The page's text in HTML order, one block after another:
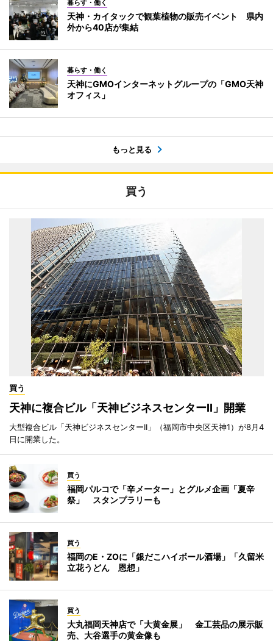
暮らす・働く
天神・カイタックで観葉植物の販売イベント 県内
外から40店が集結
暮らす・働く
天神にGMOインターネットグループの「GMO天神
オフィス」
もっと見る
買う
買う
天神に複合ビル「天神ビジネスセンターII」開業
大型複合ビル「天神ビジネスセンターII」（福岡市中央区天神1）が8月4
日に開業した。
買う
福岡パルコで「辛メーター」とグルメ企画「夏辛
祭」 スタンプラリーも
買う
福岡のE・ZOに「銀だこハイボール酒場」「久留米
立花うどん 恩想」
買う
大丸福岡天神店で「大黄金展」 金工芸品の展示販
売、大谷選手の黄金像も